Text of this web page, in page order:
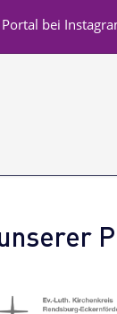
Portal bei